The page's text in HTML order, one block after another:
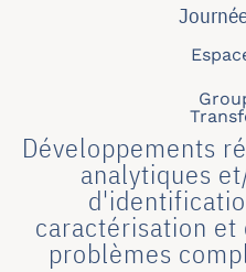
Développements
analytiques
caractérisation
problèmes